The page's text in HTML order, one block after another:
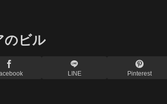
のビル
LINE Pinterest